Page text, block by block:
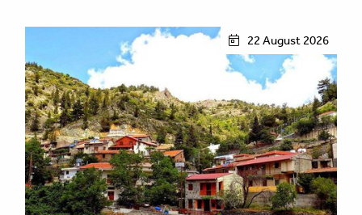
22 August 2026